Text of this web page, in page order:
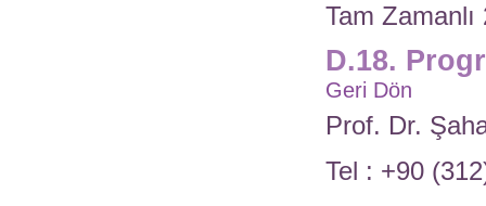
Tam
D.18.
Geri Dön
Prof. Dr.
Tel : +90